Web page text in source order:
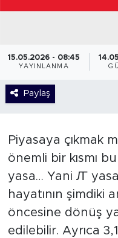
15.05.2026 - 08:45
YAYINLANMA
Paylaş
Piyasaya çıkmak
önemli bir kısmı
yasa… Yani Ꙥ
hayatının şimdiki
öncesine dönüş
edilebilir. Ayrıca